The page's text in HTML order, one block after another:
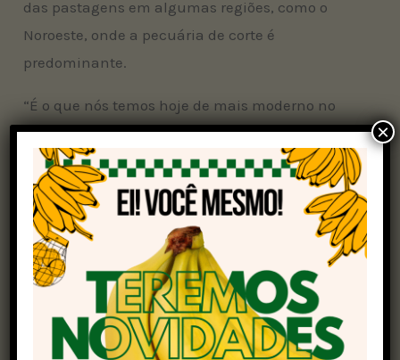
das pastagens em algumas regiões, como o
Noroeste, onde a pecuária de corte é
predominante.
“É o que nós temos hoje de mais moderno no
Brasil para a conservação do solo, da água,
combate à erosão, aumento da produtividade e
melhoria da renda do produtor rural, garantindo
o que é mais importante: a segurança alimentar
do Paraná e do Brasil. Trata-se da possibilidade
de você unir a iniciativa privada com o setor
público, com as cooperativas, difundindo
tecnologias que vão melhorar o meio rural”,
afirmou.
×